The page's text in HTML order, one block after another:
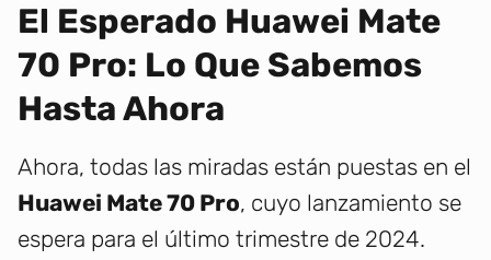
El Esperado Huawei Mate
70 Pro: Lo Que Sabemos
Hasta Ahora
Ahora, todas las miradas están puestas en el
Huawei Mate 70 Pro, cuyo lanzamiento se
espera para el último trimestre de 2024.